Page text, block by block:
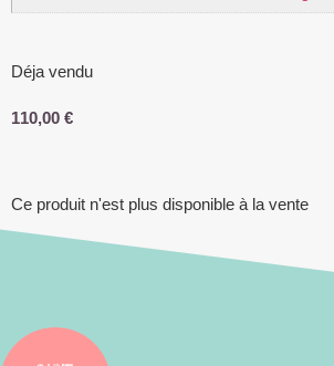
Déja vendu
110,00 €
Ce produit n'est plus disponible à la vente